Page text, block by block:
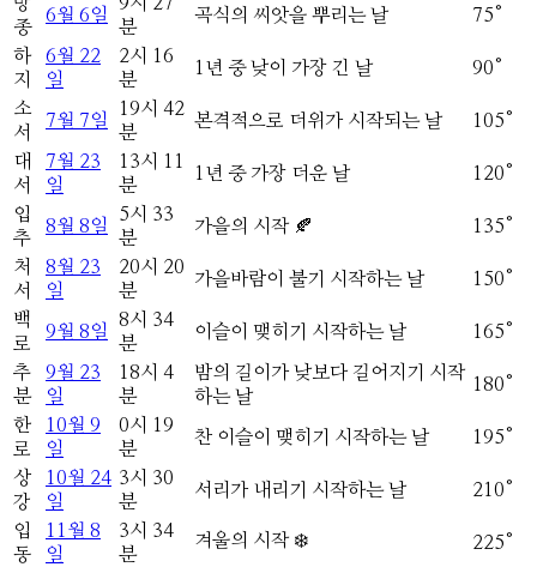
망
종
6월 6일
9시 27
분
곡식의 씨앗을 뿌리는 날 75°
하
지
6월 22
일
2시
16
분
1년 중 낮이 가장 긴 날 90°
소
서
7월 7일
19시 42
분
본격적으로 더위가 시작되는 날 105°
대
서
7월 23
일
13시
11
분
1년 중 가장 더운 날 120°
입
추
8월 8일
5시 33
분
가을의 시작 🍂 135°
처
서
8월 23
일
20시 20
분
가을바람이 불기 시작하는 날 150°
백
로
9월 8일
8시 34
분
이슬이 맺히기 시작하는 날 165°
추
분
9월 23
일
18시 4
분
밤의 길이가 낮보다 길어지기 시작
하는 날
180°
한
로
10월 9
일
0시
19
분
찬 이슬이 맺히기 시작하는 날 195°
상
강
10월 24
일
3시 30
분
서리가 내리기 시작하는 날 210°
입
동
11월 8
일
3시 34
분
겨울의 시작 ❄️ 225°